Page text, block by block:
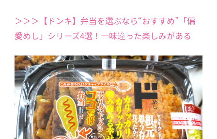
＞＞＞【ドンキ】弁当を選ぶなら“おすすめ”「偏
愛めし」シリーズ4選！一味違った楽しみがある